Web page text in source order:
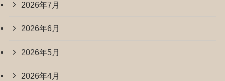
2026年7月
2026年6月
2026年5月
2026年4月